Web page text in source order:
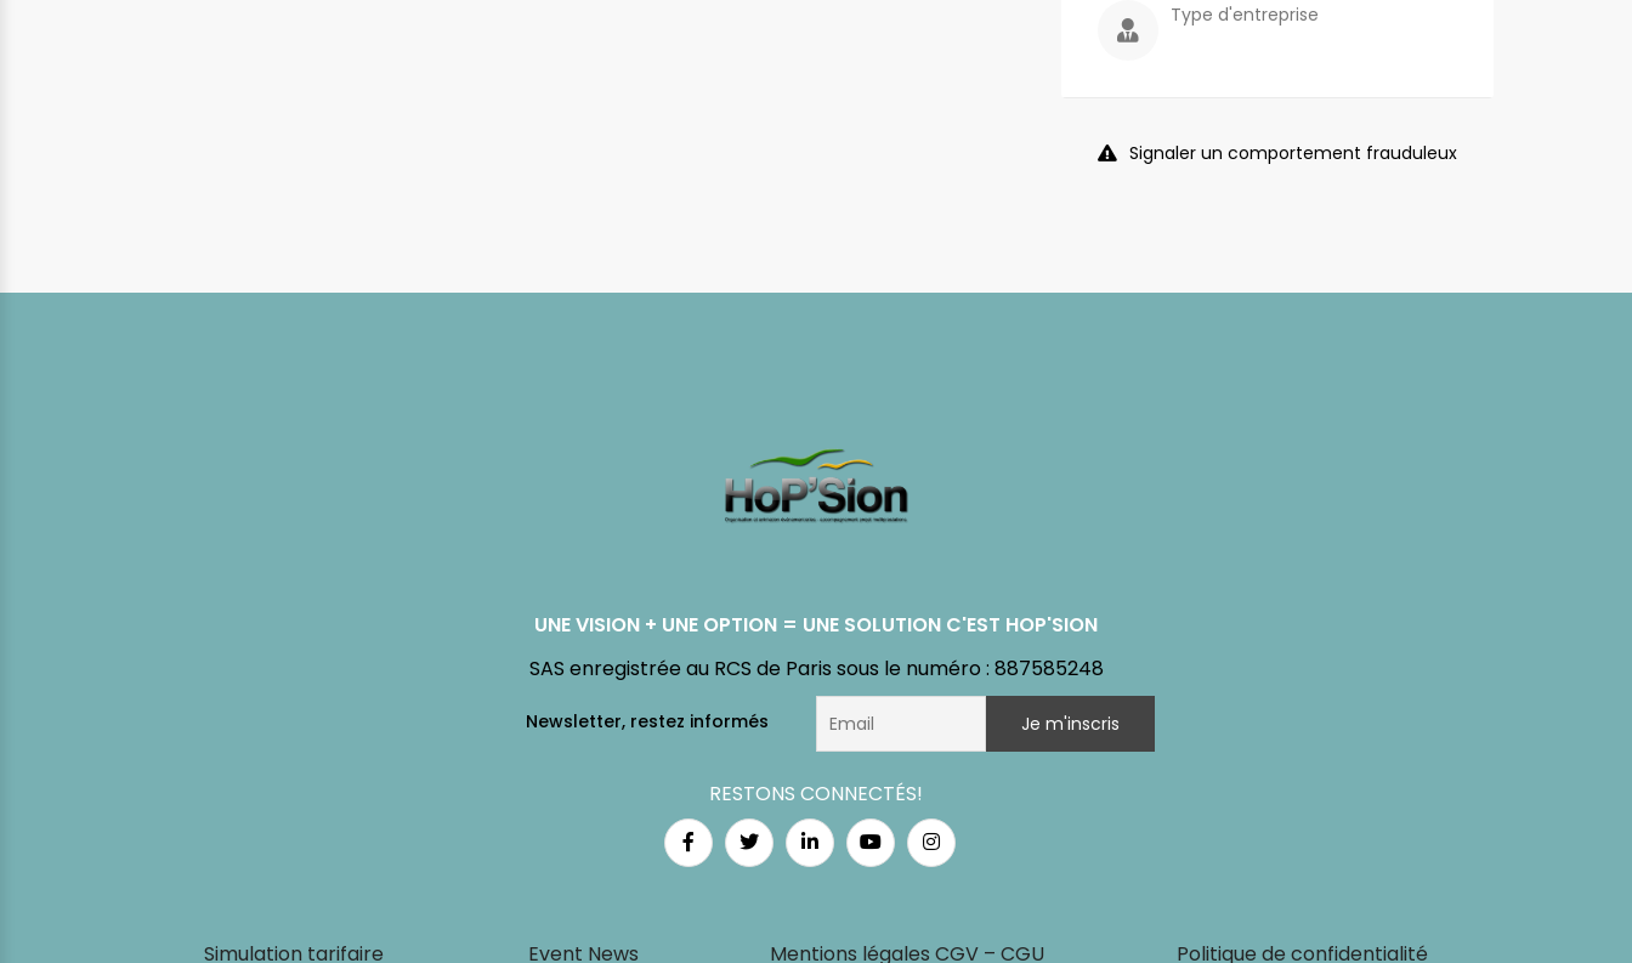
Type d'entreprise
Signaler un comportement frauduleux
UNE VISION + UNE OPTION = UNE SOLUTION C'EST HOP'SION
SAS enregistrée au RCS de Paris sous le numéro : 887585248
RESTONS CONNECTÉS!
Simulation tarifaire Event News Mentions légales CGV – CGU Politique de confidentialité